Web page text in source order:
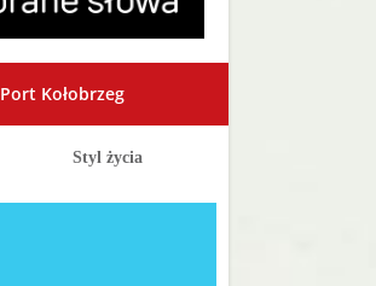
Port Kołobrzeg
Styl życia